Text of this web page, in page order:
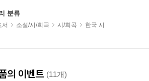
분류
서 소설/시/희곡 시/희곡 한국 시
의 이벤트 (11개)